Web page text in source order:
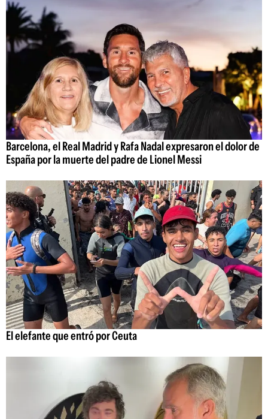
Barcelona, el Real Madrid y Rafa Nadal expresaron el dolor de
España por la muerte del padre de Lionel Messi
El elefante que entró por Ceuta